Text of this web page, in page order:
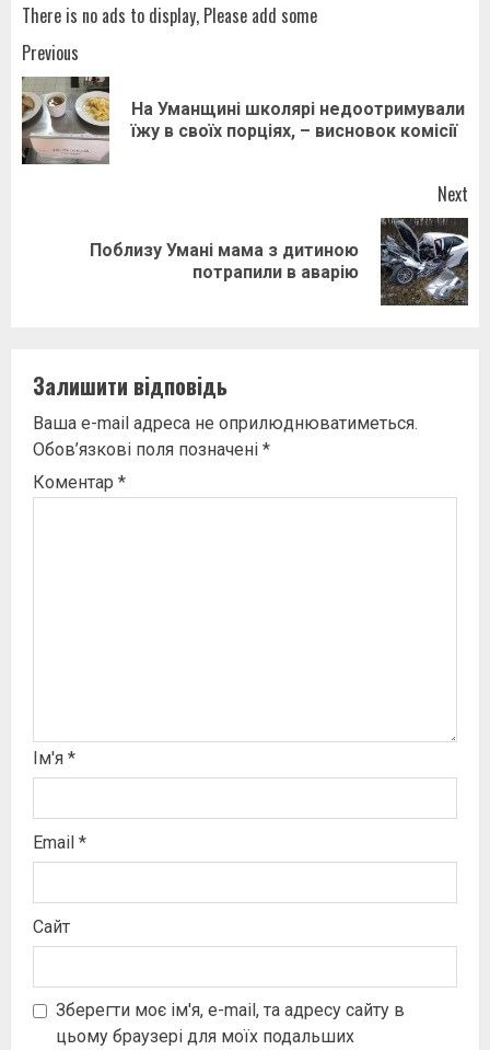
There is no ads to display, Please add some
Post
navigation
Previous
На Уманщині школярі недоотримували
їжу в своїх порціях, – висновок комісії
Next
Поблизу Умані мама з дитиною
потрапили в аварію
Залишити відповідь
Ваша e-mail адреса не оприлюднюватиметься.
Обов’язкові поля позначені *
Коментар *
Ім'я *
Email *
Сайт
Зберегти моє ім'я, e-mail, та адресу сайту в
цьому браузері для моїх подальших